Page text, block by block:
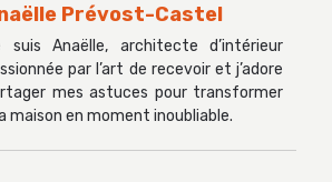
Prévost-Castel
suis Anaëlle, architecte d’intérieur
par l’art de recevoir et j’adore
mes astuces pour transformer
maison en moment inoubliable.